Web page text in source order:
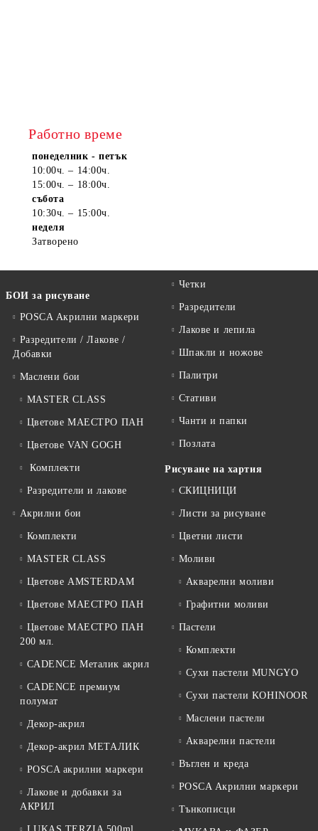
Работно време
понеделник - петък
10:00ч. – 14:00ч.
15:00ч. – 18:00ч.
събота
10:30ч. – 15:00ч.
неделя
Затворено
БОИ за рисуване
POSCA Акрилни маркери
Разредители / Лакове /
Добавки
Маслени бои
MASTER CLASS
Цветове МАЕСТРО ПАН
Цветове VAN GOGH
Комплекти
Разредители и лакове
Акрилни бои
Комплекти
MASTER CLASS
Цветове AMSTERDAM
Цветове МАЕСТРО ПАН
Цветове МАЕСТРО ПАН
200 мл.
CADENCE Металик акрил
CADENCE премиум
полумат
Декор-акрил
Декор-акрил МЕТАЛИК
POSCA акрилни маркери
Лакове и добавки за
АКРИЛ
Четки
Разредители
Лакове и лепила
Шпакли и ножове
Палитри
Стативи
Чанти и папки
Позлата
Рисуване на хартия
СКИЦНИЦИ
Листи за рисуване
Цветни листи
Моливи
Акварелни моливи
Графитни моливи
Пастели
Комплекти
Сухи пастели MUNGYO
Сухи пастели KOHINOOR
Маслени пастели
Акварелни пастели
Въглен и креда
POSCA Акрилни маркери
Тънкописци